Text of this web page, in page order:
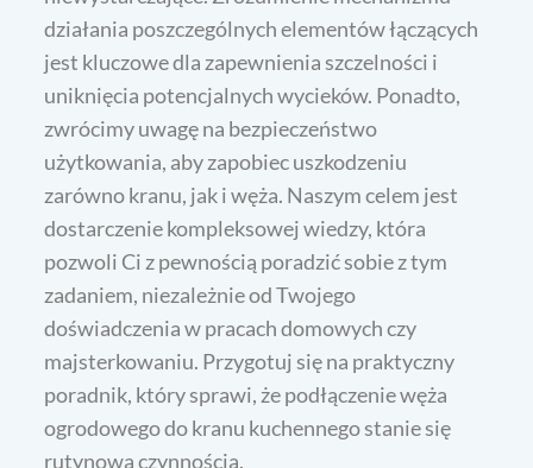
działania poszczególnych elementów łączących
jest kluczowe dla zapewnienia szczelności i
uniknięcia potencjalnych wycieków. Ponadto,
zwrócimy uwagę na bezpieczeństwo
użytkowania, aby zapobiec uszkodzeniu
zarówno kranu, jak i węża. Naszym celem jest
dostarczenie kompleksowej wiedzy, która
pozwoli Ci z pewnością poradzić sobie z tym
zadaniem, niezależnie od Twojego
doświadczenia w pracach domowych czy
majsterkowaniu. Przygotuj się na praktyczny
poradnik, który sprawi, że podłączenie węża
ogrodowego do kranu kuchennego stanie się
rutynową czynnością.